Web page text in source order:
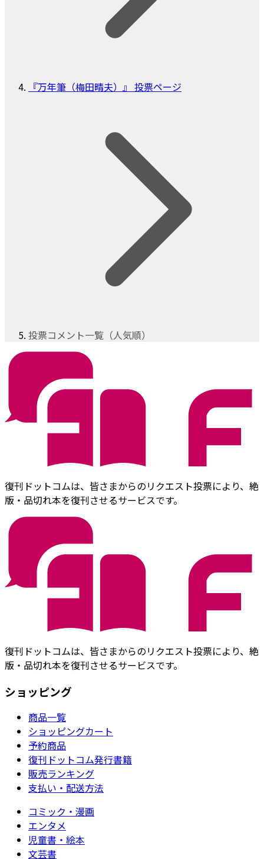
『万年筆（梅田晴夫）』 投票ページ
投票コメント一覧（人気順）
復刊ドットコムは、皆さまからのリクエスト投票により、絶
版・品切れ本を復刊させるサービスです。
復刊ドットコムは、皆さまからのリクエスト投票により、絶
版・品切れ本を復刊させるサービスです。
ショッピング
商品一覧
ショッピングカート
予約商品
復刊ドットコム発行書籍
販売ランキング
支払い・配送方法
コミック・漫画
エンタメ
児童書・絵本
文芸書